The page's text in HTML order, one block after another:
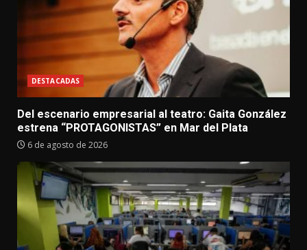
DESTACADAS
Del escenario empresarial al teatro: Gaita González
estrena “PROTAGONISTAS” en Mar del Plata
6 de agosto de 2026